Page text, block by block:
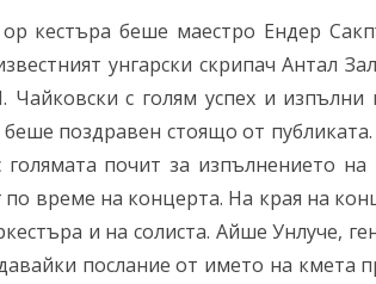
кестъра беше маестро Ендер
унгарски скрипач Антал
Чайковски с голям успех и
беше поздравен стоящо от
почит за изпълнението
по време на концерта. На края на
и на солиста. Айше Унлуче,
послание от името на